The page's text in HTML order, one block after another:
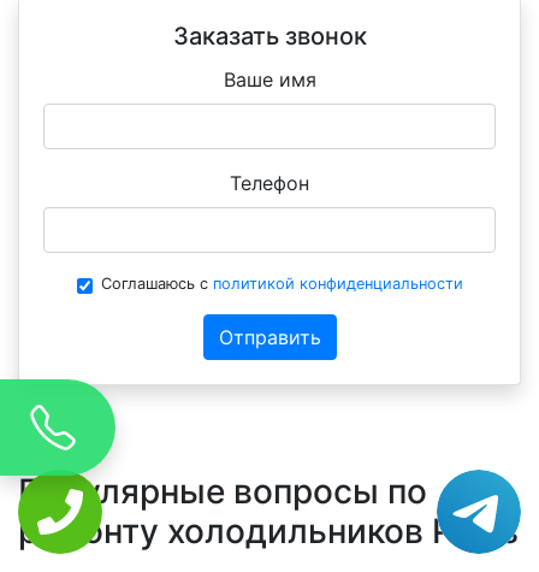
Заказать звонок
Ваше имя
Телефон
Соглашаюсь с политикой конфиденциальности
Отправить
Популярные вопросы по
ремонту холодильников Pozis